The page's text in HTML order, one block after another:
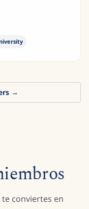
→
conviertes en